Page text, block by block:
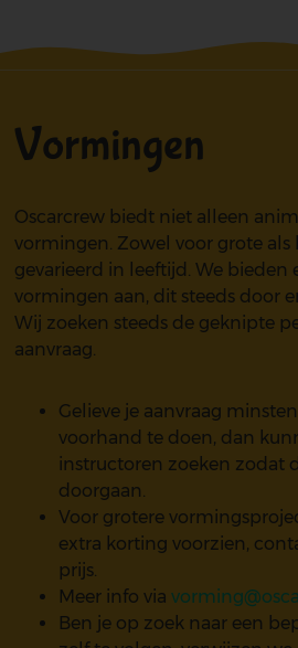
Vormingen
Oscarcrew biedt niet alleen
vormingen. Zowel voor grote als
gevarieerd in leeftijd. We bieden
vormingen aan, dit steeds door
Wij zoeken steeds de geknipte
aanvraag.
Gelieve je aanvraag
voorhand te doen, dan
instructoren zoeken zodat
doorgaan.
Voor grotere
extra korting voorzien,
prijs.
Meer info via
Ben je op zoek naar een